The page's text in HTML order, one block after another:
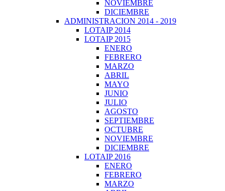
NOVIEMBRE
DICIEMBRE
ADMINISTRACION 2014 - 2019
LOTAIP 2014
LOTAIP 2015
ENERO
FEBRERO
MARZO
ABRIL
MAYO
JUNIO
JULIO
AGOSTO
SEPTIEMBRE
OCTUBRE
NOVIEMBRE
DICIEMBRE
LOTAIP 2016
ENERO
FEBRERO
MARZO